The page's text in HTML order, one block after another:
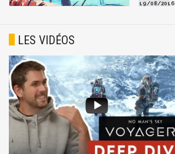
19/08/2016
LES VIDÉOS